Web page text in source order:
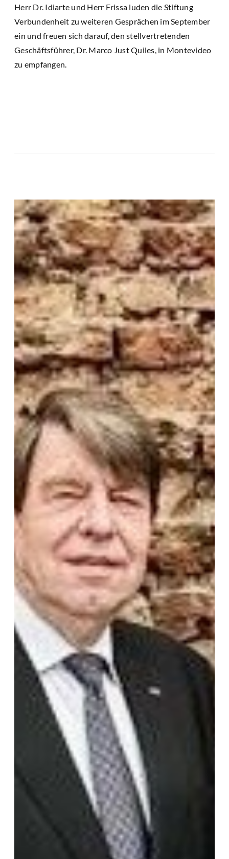
Herr Dr. Idiarte und Herr Frissa luden die Stiftung
Verbundenheit zu weiteren Gesprächen im September
ein und freuen sich darauf, den stellvertretenden
Geschäftsführer, Dr. Marco Just Quiles, in Montevideo
zu empfangen.